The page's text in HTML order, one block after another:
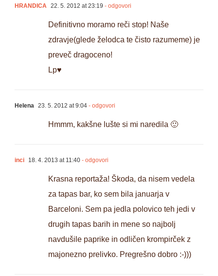
HRANDICA 22. 5. 2012 at 23:19 - odgovori
Definitivno moramo reči stop! Naše
zdravje(glede želodca te čisto razumeme) je
preveč dragoceno!
Lp♥
Helena 23. 5. 2012 at 9:04 - odgovori
Hmmm, kakšne lušte si mi naredila 🙂
inci 18. 4. 2013 at 11:40 - odgovori
Krasna reportaža! Škoda, da nisem vedela
za tapas bar, ko sem bila januarja v
Barceloni. Sem pa jedla polovico teh jedi v
drugih tapas barih in mene so najbolj
navdušile paprike in odličen krompirček z
majonezno prelivko. Pregrešno dobro :-)))